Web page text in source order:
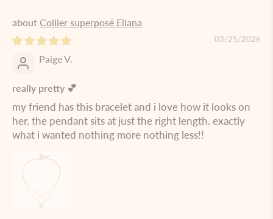
Collier superposé Eliana
03/25/2026
Paige V.
really pretty 💕
my friend has this bracelet and i love how it looks on
her. the pendant sits at just the right length. exactly
what i wanted nothing more nothing less!!